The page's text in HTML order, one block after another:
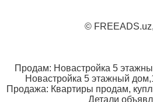
©
Продам: Новастройка 5
Новастройка 5 этажный
Продажа: Квартиры продам,
Детали